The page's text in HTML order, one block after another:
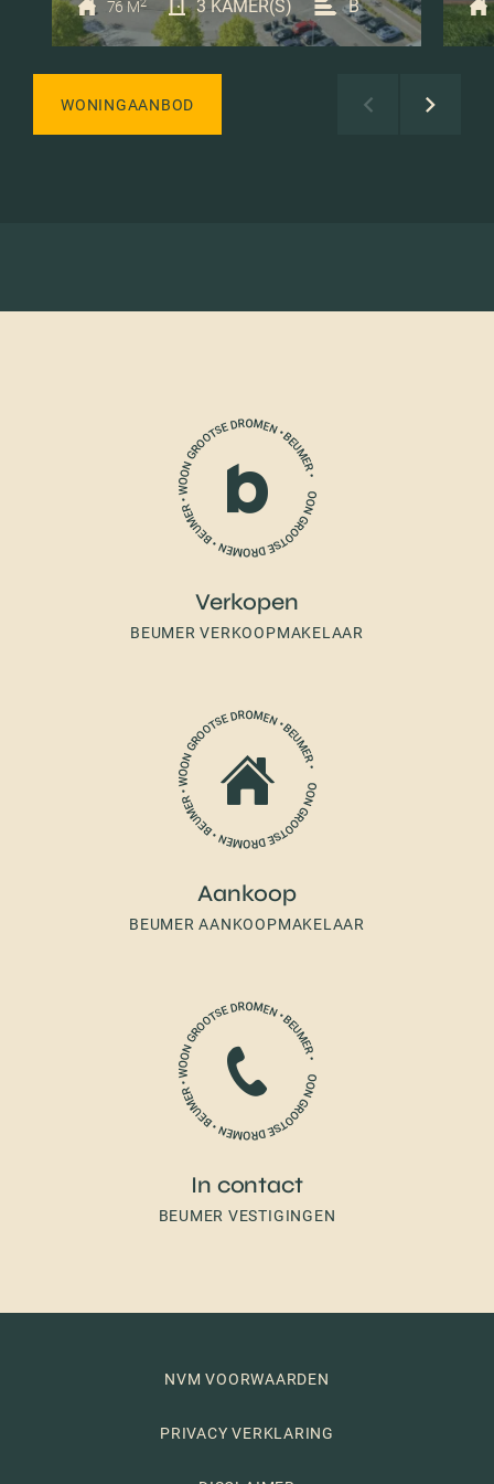
76 M 3 KAMER(S) B
WONINGAANBOD
Verkopen
BEUMER VERKOOPMAKELAAR
Aankoop
BEUMER AANKOOPMAKELAAR
In contact
BEUMER VESTIGINGEN
NVM VOORWAARDEN
PRIVACY VERKLARING